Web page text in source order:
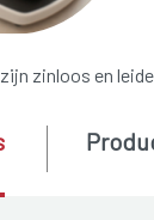
zinloos en